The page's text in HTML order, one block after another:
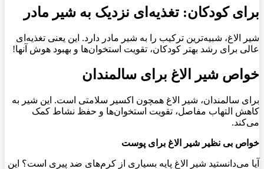
برای کودکان: تغذیه‌ای نزدیک به شیر مادر
شیر الاغ، شبیه‌ترین ترکیب را به شیر مادر دارد. این یعنی تغذیه‌ای
عالی برای رشد بهتر کودکان، تقویت استخوان‌ها و بهبود هوش آنها!
خواص شیر الاغ برای سالمندان
برای سالمندان، شیر الاغ همچون اکسیر سلامتی است. این شیر به
کاهش التهاب مفاصل، تقویت استخوان‌ها و حفظ نشاط کمک
می‌کند.
خواص بی نظیر شیر الاغ برای پوست
آیا می‌دانستید شیر الاغ پایه بسیاری از کرم‌های ضد پیری است؟ این